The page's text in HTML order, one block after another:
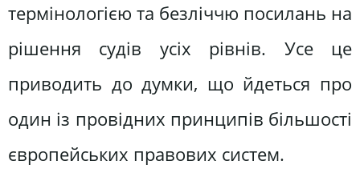
термінологією та безліччю посилань на
рішення судів усіх рівнів. Усе це
приводить до думки, що йдеться про
один із провідних принципів більшості
європейських правових систем.